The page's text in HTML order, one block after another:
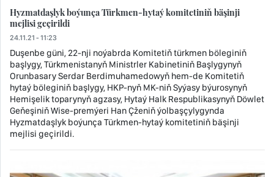
Hyzmatdaşlyk boýunça Türkmen-hytaý komitetiniň bäşinji
mejlisi geçirildi
24.11.21 - 11:23
Duşenbe güni, 22-nji noýabrda Komitetiň türkmen böleginiň
başlygy, Türkmenistanyň Ministrler Kabinetiniň Başlygynyň
Orunbasary Serdar Berdimuhamedowyň hem-de Komitetiň
hytaý böleginiň başlygy, HKP-nyň MK-niň Syýasy býurosynyň
Hemişelik toparynyň agzasy, Hytaý Halk Respublikasynyň Döwlet
Geňeşiniň Wise-premýeri Han Çženiň ýolbaşçylygynda
Hyzmatdaşlyk boýunça Türkmen-hytaý komitetiniň bäşinji
mejlisi geçirildi.